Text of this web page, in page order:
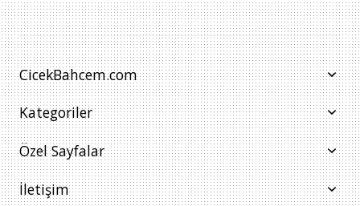
CicekBahcem.com
Kategoriler
Özel Sayfalar
İletişim